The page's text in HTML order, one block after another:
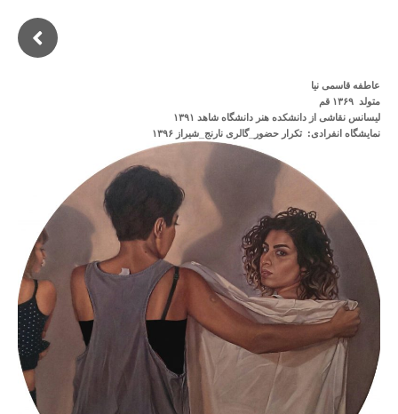
عاطفه قاسمی نیا
متولد ۱۳۶۹ قم
لیسانس نقاشی از دانشکده هنر دانشگاه شاهد ۱۳۹۱
نمایشگاه انفرادی: تکرار حضور_گالری نارنج_شیراز ۱۳۹۶